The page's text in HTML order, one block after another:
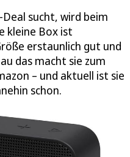
sucht, wird beim
kleine Box ist
erstaunlich gut und
das macht sie zum
– und aktuell ist sie
schon.